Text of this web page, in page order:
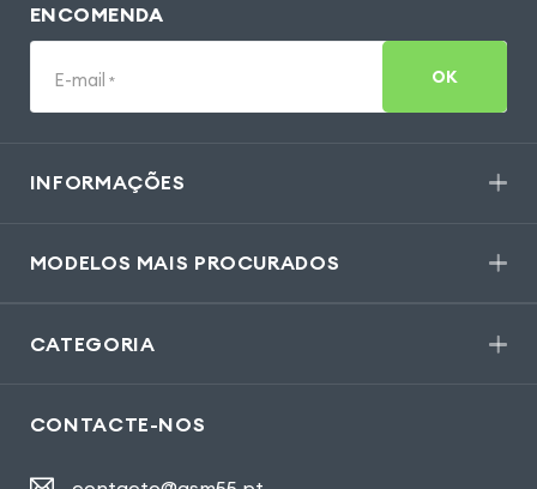
ENCOMENDA
E-mail * OK
INFORMAÇÕES
MODELOS MAIS PROCURADOS
CATEGORIA
CONTACTE-NOS